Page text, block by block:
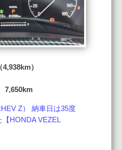
）
Z） 納車日は35度
HONDA VEZEL